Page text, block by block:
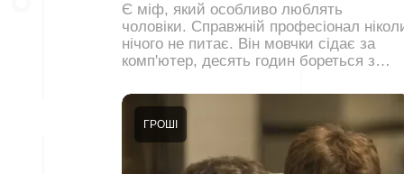
Є міф, який особливо люблять
чоловіки. Справжній професіонал
нічого не питає. Він мовчки сідає за
комп'ютер, десять годин бореться з…
ГРОШІ